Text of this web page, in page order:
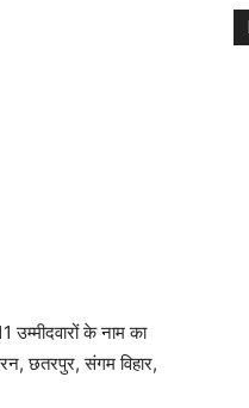
उम्मीदवारों के नाम का
छतरपुर, संगम विहार,